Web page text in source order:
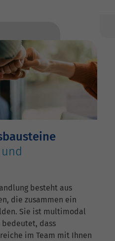
besteht aus
die zusammen ein
Sie ist multimodal
dass
im Team mit Ihnen